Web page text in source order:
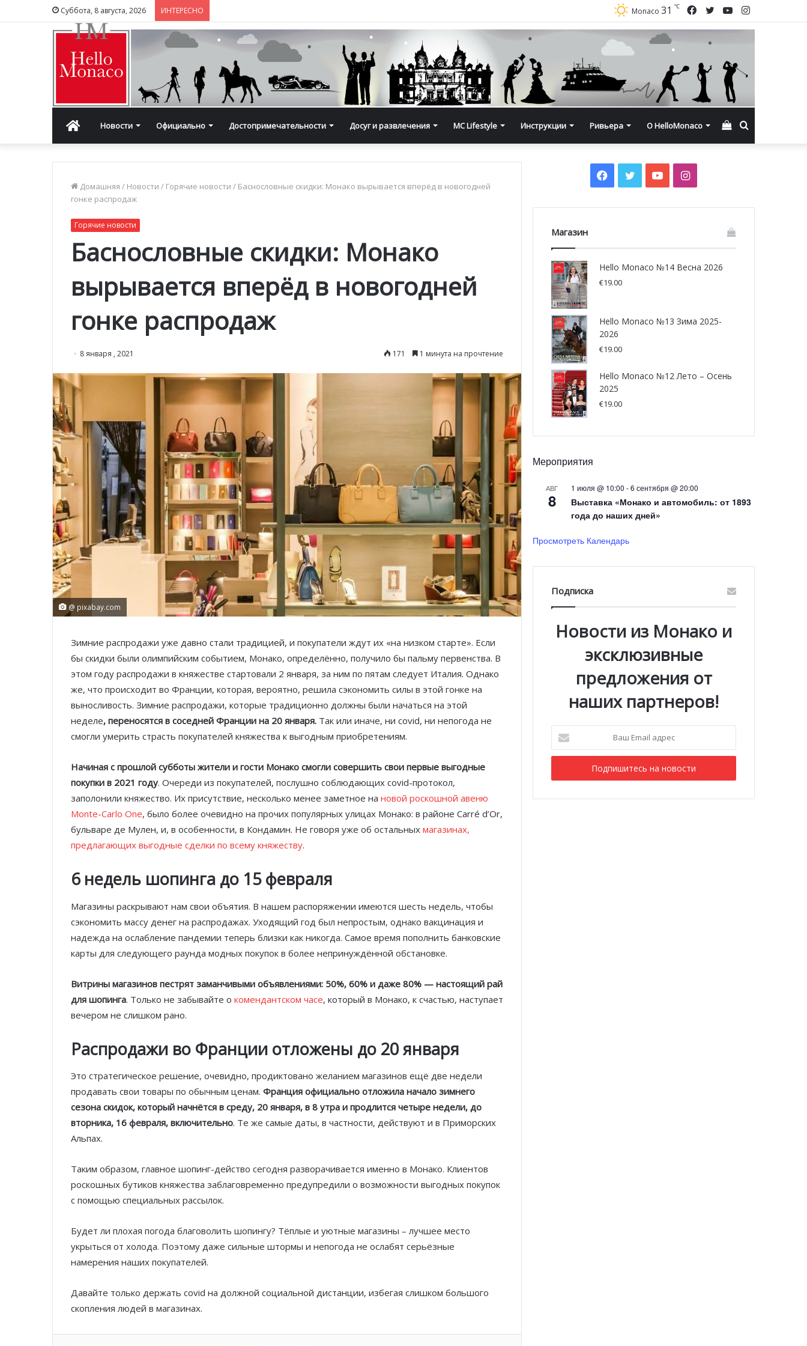
Суббота, 8 августа, 2026 ИНТЕРЕСНО Instagram
YouTube
Twitter
Facebook
Monaco 31 ℃
ГлавнаяНовости Официально Достопримечательности Досуг и развлечения MC Lifestyle Инструкции Ривьера О HelloMonaco Смотреть
Домашняя / Новости / Горячие новости / Баснословные скидки: Монако вырывается вперёд в новогодней
гонке распродаж
Горячие новости
Баснословные скидки: Монако
вырывается вперёд в новогодней
гонке распродаж
8 января , 2021 171 1 минута на прочтение
@ pixabay.com
Зимние распродажи уже давно стали традицией, и покупатели ждут их «на низком старте». Если
бы скидки были олимпийским событием, Монако, определённо, получило бы пальму первенства. В
этом году распродажи в княжестве стартовали 2 января, за ним по пятам следует Италия. Однако
же, что происходит во Франции, которая, вероятно, решила сэкономить силы в этой гонке на
выносливость. Зимние распродажи, которые традиционно должны были начаться на этой
неделе, переносятся в соседней Франции на 20 января. Так или иначе, ни сovid, ни непогода не
смогли умерить страсть покупателей княжества к выгодным приобретениям.
Начиная с прошлой субботы жители и гости Монако смогли совершить свои первые выгодные
покупки в 2021 году. Очереди из покупателей, послушно соблюдающих сovid-протокол,
заполонили княжество. Их присутствие, несколько менее заметное на новой роскошной авеню
Monte-Carlo One, было более очевидно на прочих популярных улицах Монако: в районе Carré d’Or,
бульваре де Мулен, и, в особенности, в Кондамин. Не говоря уже об остальных магазинах,
предлагающих выгодные сделки по всему княжеству.
6 недель шопинга до 15 февраля
Магазины раскрывают нам свои объятия. В нашем распоряжении имеются шесть недель, чтобы
сэкономить массу денег на распродажах. Уходящий год был непростым, однако вакцинация и
надежда на ослабление пандемии теперь близки как никогда. Самое время пополнить банковские
карты для следующего раунда модных покупок в более непринуждённой обстановке.
Витрины магазинов пестрят заманчивыми объявлениями: 50%, 60% и даже 80% — настоящий рай
для шопинга. Только не забывайте о комендантском часе, который в Монако, к счастью, наступает
вечером не слишком рано.
Распродажи во Франции отложены до 20 января
Это стратегическое решение, очевидно, продиктовано желанием магазинов ещё две недели
продавать свои товары по обычным ценам. Франция официально отложила начало зимнего
сезона скидок, который начнётся в среду, 20 января, в 8 утра и продлится четыре недели, до
вторника, 16 февраля, включительно. Те же самые даты, в частности, действуют и в Приморских
Альпах.
Таким образом, главное шопинг-действо сегодня разворачивается именно в Монако. Клиентов
роскошных бутиков княжества заблаговременно предупредили о возможности выгодных покупок
с помощью специальных рассылок.
Будет ли плохая погода благоволить шопингу? Тёплые и уютные магазины – лучшее место
укрыться от холода. Поэтому даже сильные штормы и непогода не ослабят серьёзные
намерения наших покупателей.
Давайте только держать сovid на должной социальной дистанции, избегая слишком большого
скопления людей в магазинах.
Князь Альбер II и Принцесса
Шарлен посетили 77-й Бал
Шарль Леклер вновь в борьбе:
Ferrari набирает скорость перед
SBM и Be Safe Monaco продлили
партнёрство ради безопасных
летних ночей
с драгоценностями на сумму свыше
От Нью-Йорка до Монако: BIG ART
Facebook
TwitterYouTubeInstagram
Магазин
Hello Monaco №14 Весна 2026
€19.00
Hello Monaco №13 Зима 2025-
2026
€19.00
Hello Monaco №12 Лето – Осень
2025
€19.00
Мероприятия
АВГ
8
1 июля @ 10:00 -6 сентября @ 20:00
Выставка «Монако и автомобиль: от 1893
года до наших дней»
Просмотреть Календарь
Подписка
Новости из Монако и
эксклюзивные
предложения от
наших партнеров!
Email
адрес